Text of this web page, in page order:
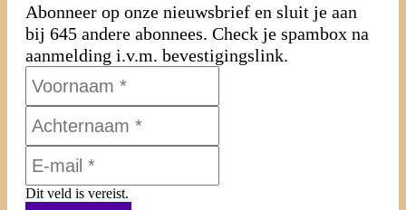
Abonneer op onze nieuwsbrief en sluit je aan
bij 645 andere abonnees. Check je spambox na
aanmelding i.v.m. bevestigingslink.
Dit veld is vereist.